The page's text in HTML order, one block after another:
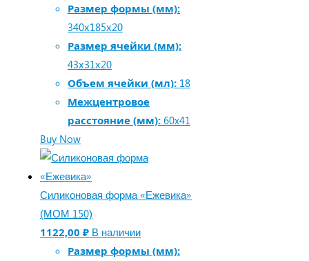
Размер формы (мм):
340х185х20
Размер ячейки (мм):
43х31х20
Объем ячейки (мл): 18
Межцентровое
расстояние (мм): 60x41
Buy Now
Силиконовая форма «Ежевика»
(МОМ 150)
1122,00 ₽ В наличии
Размер формы (мм):